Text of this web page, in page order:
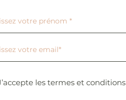
les termes et conditions